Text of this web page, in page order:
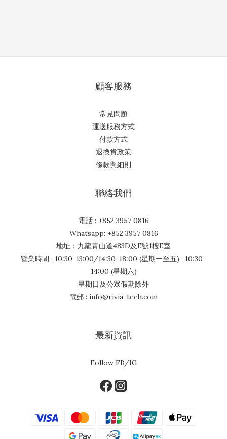
顧客服務
常見問題
運送服務方式
付款方式
退換貨政策
條款與細則
聯絡我們
電話 : +852 3957 0816
Whatsapp: +852 3957 0816
地址：九龍青山道483D及E號1樓E室
營業時間 : 10:30-13:00/14:30-18:00 (星期一至五) ; 10:30-
14:00 (星期六)
星期日及公眾假期除外
電郵 : info@rivia-tech.com
最新資訊
Follow FB/IG